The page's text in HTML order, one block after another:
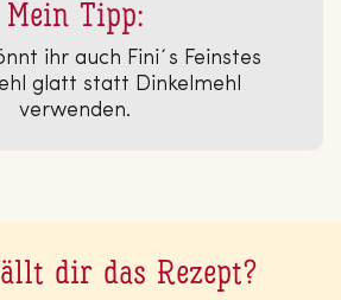
Mein Tipp:
ihr auch Fini´s Feinstes
glatt statt Dinkelmehl
verwenden.
dir das Rezept?